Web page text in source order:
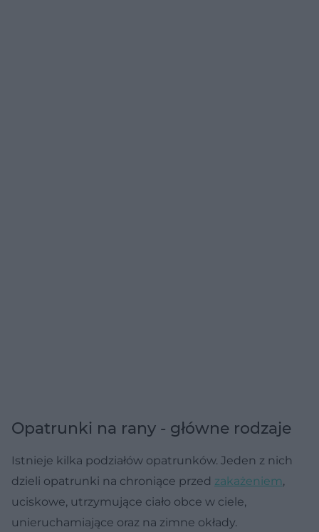
Opatrunki na rany - główne rodzaje
Istnieje kilka podziałów opatrunków. Jeden z nich
dzieli opatrunki na chroniące przed zakażeniem,
uciskowe, utrzymujące ciało obce w ciele,
unieruchamiające oraz na zimne okłady.